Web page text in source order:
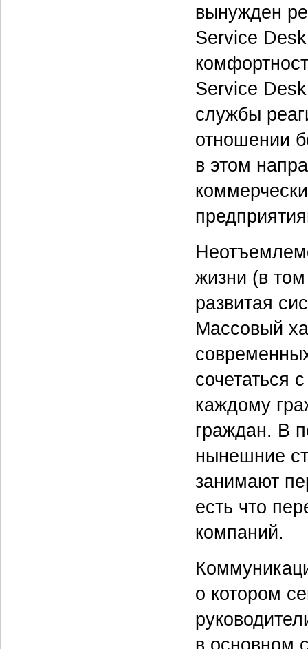
вынужден
Service
Service
службы
отношении
в этом
жизни (в
развитая
Массовый
сочетаться
каждому
граждан. В
нынешние
занимают
есть что
компаний.
о котором
в основном